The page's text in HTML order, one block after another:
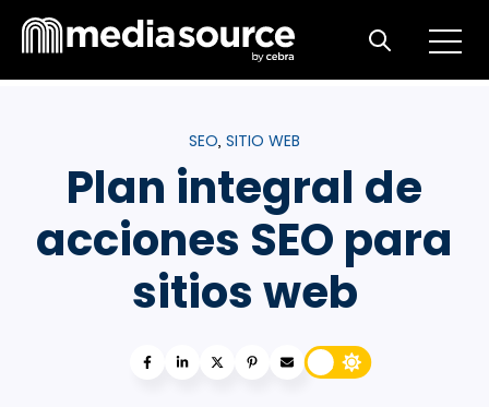
Open
Open search
SEO, SITIO WEB
Plan integral de
acciones SEO para
sitios web